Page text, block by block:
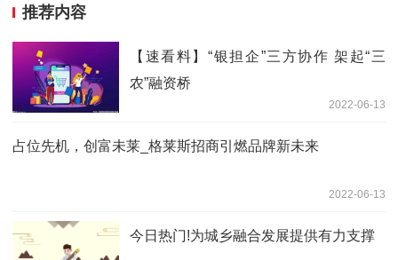
推荐内容
【速看料】“银担企”三方协作 架起“三
农”融资桥
2022-06-13
占位先机，创富未莱_格莱斯招商引燃品牌新未来
2022-06-13
今日热门!为城乡融合发展提供有力支撑